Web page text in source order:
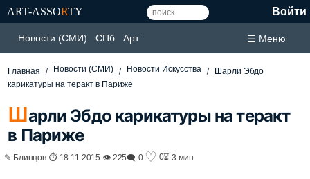
ART-ASSORTY Войти
Новости (СМИ) СПб Арт ☰ Меню
Главная Новости (СМИ) Новости Искусства
Шарли Эбдо
карикатуры на теракт в Париже
Шарли Эбдо карикатуры на теракт
в Париже
✎ Блинцов ⏱ 18.11.2015 👁 225🗨 0 ♡ 0⏳ 3 мин